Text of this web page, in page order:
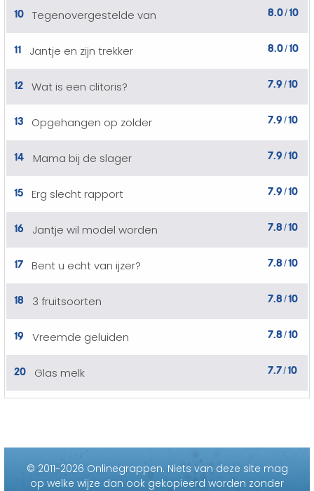
10 Tegenovergestelde van 8.0/10
11 Jantje en zijn trekker 8.0/10
12 Wat is een clitoris? 7.9 /10
13 Opgehangen op zolder 7.9 /10
14 Mama bij de slager 7.9 /10
15 Erg slecht rapport 7.9 /10
16 Jantje wil model worden 7.8 /10
17 Bent u echt van ijzer? 7.8/10
18 3 fruitsoorten 7.8 /10
19 Vreemde geluiden 7.8/10
20 Glas melk 7.7/10
© 2011-2026 Onlinegrappen. Niets van deze site mag
op welke wijze dan ook gekopieerd worden zonder